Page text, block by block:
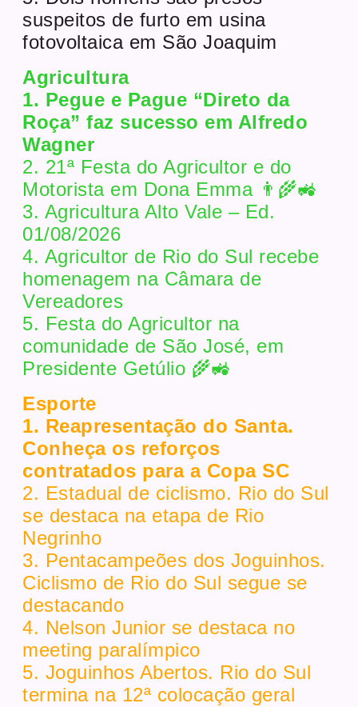
suspeitos de furto em usina
fotovoltaica em São Joaquim
Agricultura
1. Pegue e Pague “Direto da
Roça” faz sucesso em Alfredo
Wagner
2. 21ª Festa do Agricultor e do
Motorista em Dona Emma 👨‍🌾🚜
3. Agricultura Alto Vale – Ed.
01/08/2026
4. Agricultor de Rio do Sul recebe
homenagem na Câmara de
Vereadores
5. Festa do Agricultor na
comunidade de São José, em
Presidente Getúlio 🌾🚜
Esporte
1. Reapresentação do Santa.
Conheça os reforços
contratados para a Copa SC
2. Estadual de ciclismo. Rio do Sul
se destaca na etapa de Rio
Negrinho
3. Pentacampeões dos Joguinhos.
Ciclismo de Rio do Sul segue se
destacando
4. Nelson Junior se destaca no
meeting paralímpico
5. Joguinhos Abertos. Rio do Sul
termina na 12ª colocação geral